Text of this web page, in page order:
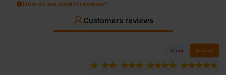
How do we collect reviews?
Customers reviews
Clear Search